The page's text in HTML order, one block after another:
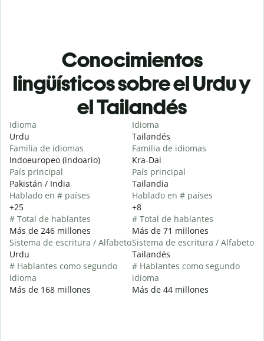
Conocimientos
lingüísticos sobre el Urdu y
el Tailandés
Idioma
Urdu
Familia de idiomas
Indoeuropeo (indoario)
País principal
Pakistán / India
Hablado en # países
+25
# Total de hablantes
Más de 246 millones
Sistema de escritura / Alfabeto
Urdu
# Hablantes como segundo
idioma
Más de 168 millones
Idioma
Tailandés
Familia de idiomas
Kra-Dai
País principal
Tailandia
Hablado en # países
+8
# Total de hablantes
Más de 71 millones
Sistema de escritura / Alfabeto
Tailandés
# Hablantes como segundo
idioma
Más de 44 millones